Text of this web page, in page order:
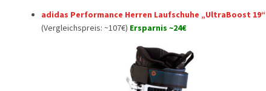
adidas Performance Herren Laufschuhe „UltraBoost 19“
(Vergleichspreis: ~107€) Ersparnis ~24€